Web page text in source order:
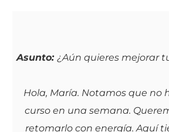
Asunto: ¿Aún quieres mejorar
Hola, María. Notamos que no
curso en una semana.
retomarlo con energía. Aquí